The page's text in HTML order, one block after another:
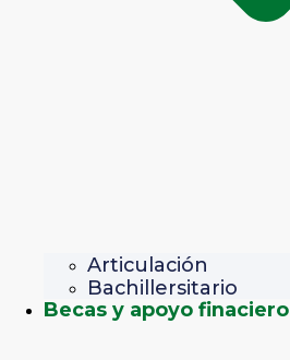
Articulación
Bachillersitario
Becas y apoyo finaciero